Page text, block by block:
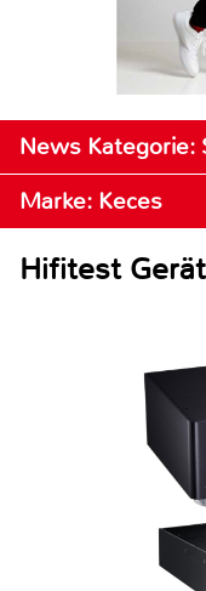
News Kategorie:
Marke: Keces
Hifitest